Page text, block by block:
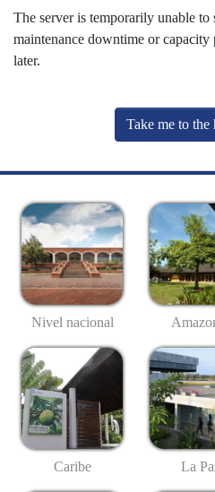
The server is temporarily unable to
maintenance downtime or capacity
later.
Take me to the
Nivel nacional
Caribe La